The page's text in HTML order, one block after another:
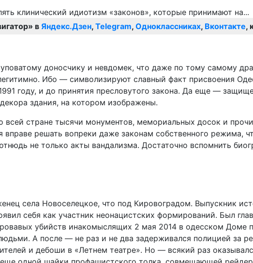
в Яндекс.Дзен, Telegram, Одноклассниках, Вконтакте,
доносчику и невдомек, что даже по тому самому
Ибо — символизируют славный факт присвоения
году, и до принятия пресловутого закона. Да еще —
здания, на котором изображены.
стране тысячи монументов, мемориальных досок и
решать вопреки даже законам собственного режима,
не только акты вандализма. Достаточно вспомнить
села Новоселецкое, что под Кировоградом. Выпускник
себя как участник неонацистских формирований. Был
убийств инакомыслящих 2 мая 2014 в одесском
А после — не раз и не два задерживался полицией за
и дебоши в «Летнем театре». Но — всякий раз